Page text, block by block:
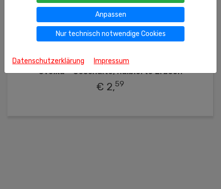
Ähnliche Produkte
Uvelka – Geschälte, halbierte Erbsen
€ 2,59
Anpassen
Nur technisch notwendige Cookies
Datenschutzerklärung Impressum